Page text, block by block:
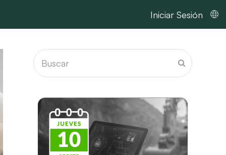
Iniciar Sesión
Buscar
Enviar